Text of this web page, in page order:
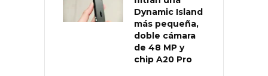
Dynamic Island
más pequeña,
doble cámara
de 48 MP y
chip A20 Pro